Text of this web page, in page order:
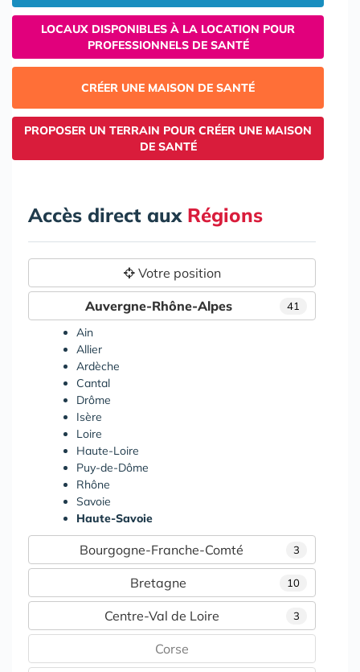
LOCAUX DISPONIBLES À LA LOCATION POUR
PROFESSIONNELS DE SANTÉ
CRÉER UNE MAISON DE SANTÉ
PROPOSER UN TERRAIN POUR CRÉER UNE MAISON
DE SANTÉ
Accès direct aux Régions
Votre position
41
Auvergne-Rhône-Alpes
Ain
Allier
Ardèche
Cantal
Drôme
Isère
Loire
Haute-Loire
Puy-de-Dôme
Rhône
Savoie
Haute-Savoie
3
Bourgogne-Franche-Comté
10
Bretagne
3
Centre-Val de Loire
Corse